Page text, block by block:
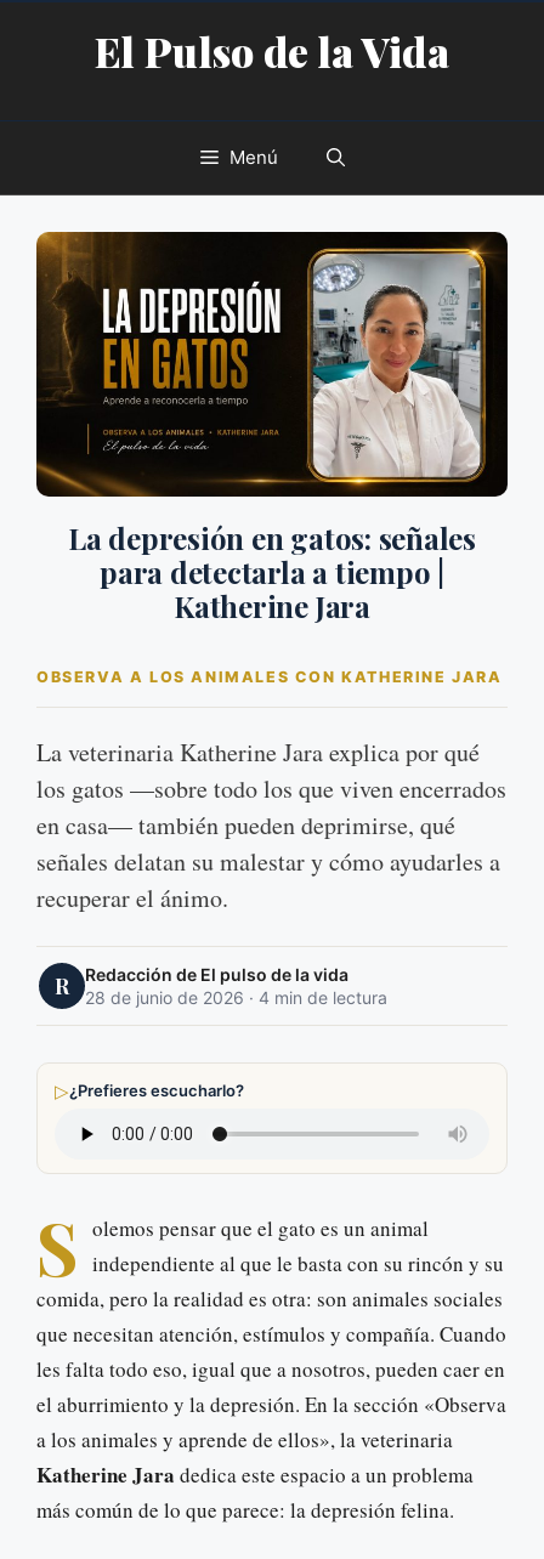
contenidoEl Pulso de la Vida
Menú
La depresión en gatos: señales
para detectarla a tiempo |
Katherine Jara
OBSERVA A LOS ANIMALES CON KATHERINE JARA
La veterinaria Katherine Jara explica por qué
los gatos —sobre todo los que viven encerrados
en casa— también pueden deprimirse, qué
señales delatan su malestar y cómo ayudarles a
recuperar el ánimo.
R
Redacción de El pulso de la vida
28 de junio de 2026 · 4 min de lectura
▷¿Prefieres escucharlo?
S
olemos pensar que el gato es un animal
independiente al que le basta con su rincón y su
comida, pero la realidad es otra: son animales sociales
que necesitan atención, estímulos y compañía. Cuando
les falta todo eso, igual que a nosotros, pueden caer en
el aburrimiento y la depresión. En la sección «Observa
a los animales y aprende de ellos», la veterinaria
Katherine Jara dedica este espacio a un problema
más común de lo que parece: la depresión felina.